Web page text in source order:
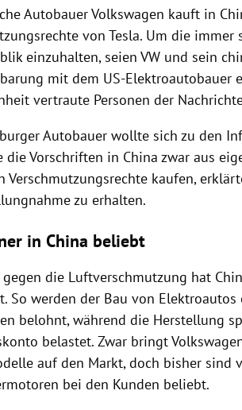
Autobauer Volkswagen kauft in
von Tesla. Um die
einzuhalten, seien VW und sein
mit dem US-Elektroautobauer
vertraute Personen der
Autobauer wollte sich zu den
die Vorschriften in China zwar aus
Verschmutzungsrechte kaufen,
zu erhalten.
in China beliebt
die Luftverschmutzung hat
So werden der Bau von
belohnt, während die Herstellung
belastet. Zwar bringt
auf den Markt, doch bisher sind
bei den Kunden beliebt.